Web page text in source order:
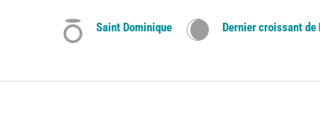
Saint Dominique Dernier croissant de